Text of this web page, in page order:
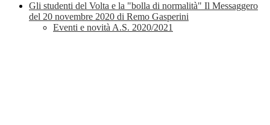
Gli studenti del Volta e la "bolla di normalità" Il Messaggero
del 20 novembre 2020 di Remo Gasperini
Eventi e novità A.S. 2020/2021